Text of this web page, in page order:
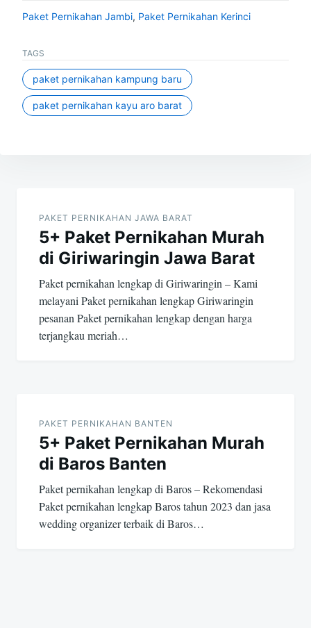
Paket Pernikahan Jambi, Paket Pernikahan Kerinci
TAGS
paket pernikahan kampung baru
paket pernikahan kayu aro barat
navigation
PAKET PERNIKAHAN JAWA BARAT
5+ Paket Pernikahan Murah
di Giriwaringin Jawa Barat
Paket pernikahan lengkap di Giriwaringin – Kami
melayani Paket pernikahan lengkap Giriwaringin
pesanan Paket pernikahan lengkap dengan harga
terjangkau meriah…
PAKET PERNIKAHAN BANTEN
5+ Paket Pernikahan Murah
di Baros Banten
Paket pernikahan lengkap di Baros – Rekomendasi
Paket pernikahan lengkap Baros tahun 2023 dan jasa
wedding organizer terbaik di Baros…